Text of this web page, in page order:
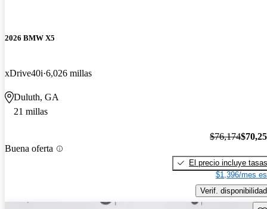
2026 BMW X5
xDrive40i 6,026 millas
Duluth, GA
21 millas
Buena oferta
$76,174
El precio incluye tasas
$1,396/mes
Verif. disponibilidad